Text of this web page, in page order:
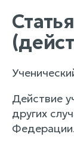
Действие
других